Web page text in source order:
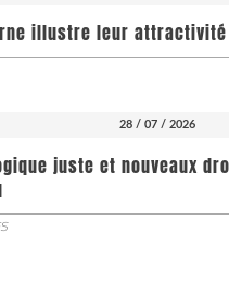
illustre leur attractivité
28 / 07 / 2026
juste et nouveaux